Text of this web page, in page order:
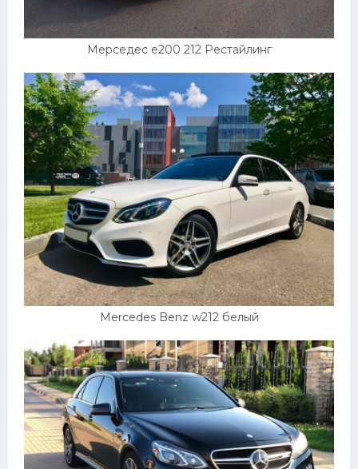
Мерседес е200 212 Рестайлинг
Mercedes Benz w212 белый